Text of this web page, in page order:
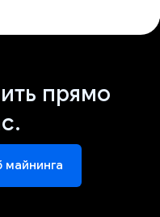
прямо
майнинга